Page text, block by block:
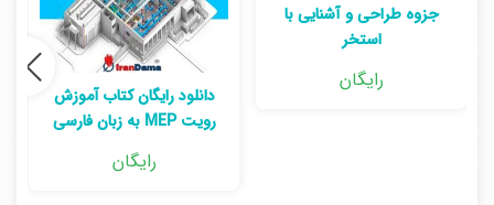
جزوه طراحی و آشنایی با
استخر
رایگان
دانلود رایگان کتاب آموزش
رویت MEP به زبان فارسی
رایگان